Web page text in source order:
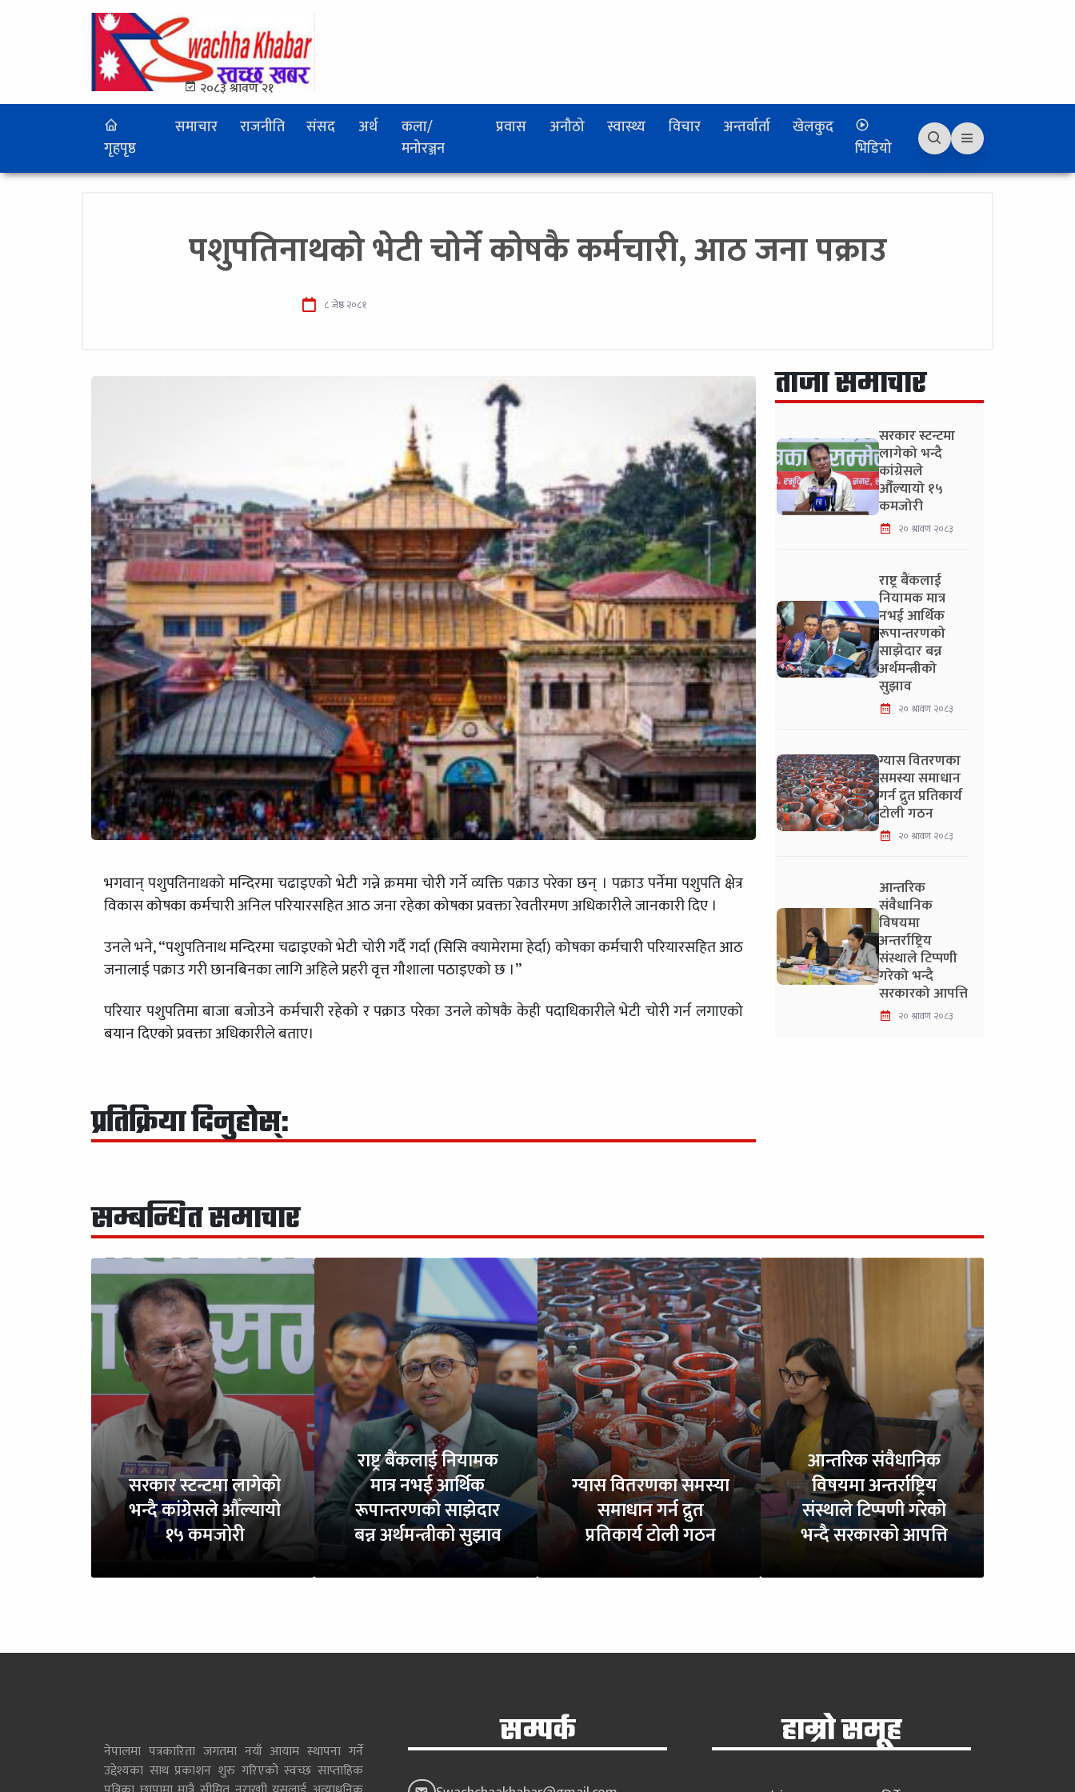
२०८३ श्रावण २१
गृहपृष्ठ
समाचार राजनीति संसद अर्थ
कला/
मनोरञ्जन
प्रवास अनौठो स्वास्थ्य विचार अन्तर्वार्ता
खेलकुद
भिडियो
पशुपतिनाथको भेटी चोर्ने कोषकै कर्मचारी, आठ जना पक्राउ
८ जेष्ठ २०८१
भगवान् पशुपतिनाथको मन्दिरमा चढाइएको भेटी गन्ने क्रममा चोरी गर्ने व्यक्ति पक्राउ परेका छन् । पक्राउ पर्नेमा पशुपति क्षेत्र
विकास कोषका कर्मचारी अनिल परियारसहित आठ जना रहेका कोषका प्रवक्ता रेवतीरमण अधिकारीले जानकारी दिए ।
उनले भने, “पशुपतिनाथ मन्दिरमा चढाइएको भेटी चोरी गर्दै गर्दा (सिसि क्यामेरामा हेर्दा) कोषका कर्मचारी परियारसहित आठ
जनालाई पक्राउ गरी छानबिनका लागि अहिले प्रहरी वृत्त गौशाला पठाइएको छ ।”
परियार पशुपतिमा बाजा बजोउने कर्मचारी रहेको र पक्राउ परेका उनले कोषकै केही पदाधिकारीले भेटी चोरी गर्न लगाएको
बयान दिएको प्रवक्ता अधिकारीले बताए।
प्रतिक्रिया दिनुहोस्:
ताजा समाचार
सरकार स्टन्टमा
लागेको भन्दै
कांग्रेसले
औँल्यायो १५
कमजोरी
२० श्रावण २०८३
राष्ट्र बैंकलाई
नियामक मात्र
नभई आर्थिक
रूपान्तरणको
साझेदार बन्न
अर्थमन्त्रीको
सुझाव
२० श्रावण २०८३
ग्यास वितरणका
समस्या समाधान
गर्न द्रुत प्रतिकार्य
टोली गठन
२० श्रावण २०८३
आन्तरिक
संवैधानिक
विषयमा
अन्तर्राष्ट्रिय
संस्थाले टिप्पणी
गरेको भन्दै
सरकारको आपत्ति
२० श्रावण २०८३
सम्बन्धित समाचार
सरकार स्टन्टमा लागेको
भन्दै कांग्रेसले औँल्यायो
१५ कमजोरी
राष्ट्र बैंकलाई नियामक
मात्र नभई आर्थिक
रूपान्तरणको साझेदार
बन्न अर्थमन्त्रीको सुझाव
ग्यास वितरणका समस्या
समाधान गर्न द्रुत
प्रतिकार्य टोली गठन
आन्तरिक संवैधानिक
विषयमा अन्तर्राष्ट्रिय
संस्थाले टिप्पणी गरेको
भन्दै सरकारको आपत्ति
नेपालमा पत्रकारिता जगतमा नयाँ आयाम स्थापना गर्ने
उद्देश्यका साथ प्रकाशन शुरु गरिएको स्वच्छ साप्ताहिक
सम्पर्क हाम्रो समूह